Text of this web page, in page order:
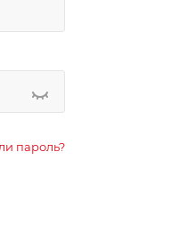
пароль?